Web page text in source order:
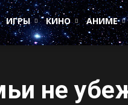
ИГРЫ
КИНО АНИМЕ
не